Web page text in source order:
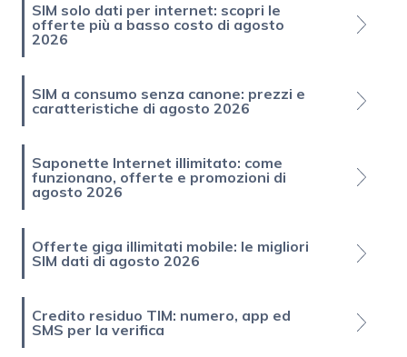
SIM solo dati per internet: scopri le
offerte più a basso costo di agosto
2026
SIM a consumo senza canone: prezzi e
caratteristiche di agosto 2026
Saponette Internet illimitato: come
funzionano, offerte e promozioni di
agosto 2026
Offerte giga illimitati mobile: le migliori
SIM dati di agosto 2026
Credito residuo TIM: numero, app ed
SMS per la verifica